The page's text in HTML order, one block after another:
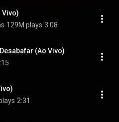
Vivo)
129M plays 3:08
(Ao Vivo)
2:31